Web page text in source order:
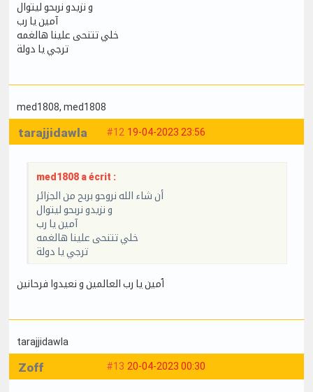
و نزيدو نربحو ليتوال
آمين يا رب
خلي تتنحى علينا هالغمه
ترجي يا دولة
med1808, med1808
#12 19-04-2023 23:56
tarajjidawla
med1808 a écrit :
أن شاء الله نروحو بربح من الجزائر
و نزيدو نربحو ليتوال
آمين يا رب
خلي تتنحى علينا هالغمه
ترجي يا دولة
ٱمين يا رب العالمين و نعيدوا فرحانين
tarajjidawla
#13 20-04-2023 00:30
Zoff